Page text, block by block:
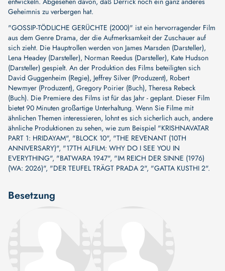
Geheimnis zu verbergen hat.
"GOSSIP-TÖDLICHE GERÜCHTE (2000)" ist ein hervorragender Film
aus dem Genre Drama, der die Aufmerksamkeit der Zuschauer auf
sich zieht. Die Hauptrollen werden von James Marsden (Darsteller),
Lena Headey (Darsteller), Norman Reedus (Darsteller), Kate Hudson
(Darsteller) gespielt. An der Produktion des Films beteiligten sich
David Guggenheim (Regie), Jeffrey Silver (Produzent), Robert
Newmyer (Produzent), Gregory Poirier (Buch), Theresa Rebeck
(Buch). Die Premiere des Films ist für das Jahr - geplant. Dieser Film
bietet 90 Minuten großartige Unterhaltung. Wenn Sie Filme mit
ähnlichen Themen interessieren, lohnt es sich sicherlich auch, andere
ähnliche Produktionen zu sehen, wie zum Beispiel "KRISHNAVATAR
PART 1: HRIDAYAM", "BLOCK 10", "THE REVENANT (10TH
ANNIVERSARY)", "17TH ALFILM: WHY DO I SEE YOU IN
EVERYTHING", "BATWARA 1947", "IM REICH DER SINNE (1976)
(WA: 2026)", "DER TEUFEL TRÄGT PRADA 2", "GATTA KUSTHI 2".
Besetzung